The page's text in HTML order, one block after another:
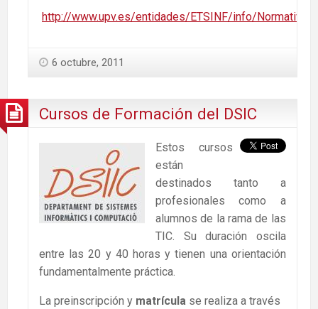
http://www.upv.es/entidades/ETSINF/info/
6 octubre, 2011
Cursos de Formación del DSIC
Estos cursos
están
destinados tanto a
profesionales como a
alumnos de la rama de las
TIC. Su duración oscila
entre las 20 y 40 horas y tienen una orientación
fundamentalmente práctica.
La preinscripción y matrícula se realiza a través